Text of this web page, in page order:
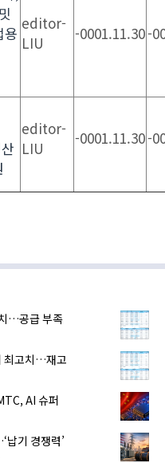
editor-
LIU
-0001.11.30-
editor-
LIU
-0001.11.30-
…공급 부족
최고치…재고
AI 슈퍼
기 경쟁력’